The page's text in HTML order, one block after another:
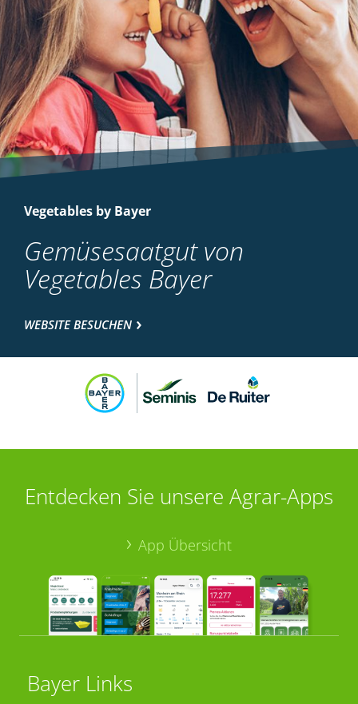
Vegetables by Bayer
Gemüsesaatgut von
Vegetables Bayer
WEBSITE BESUCHEN
Entdecken Sie unsere Agrar-Apps
App Übersicht
Bayer Links